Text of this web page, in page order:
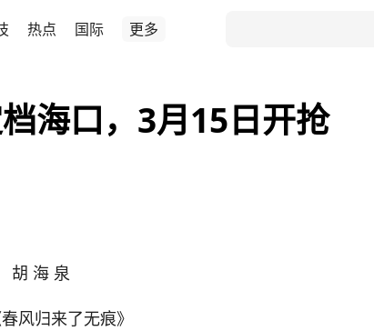
热点 国际 更多
海口，3月15日开抢
胡 海 泉
风归来了无痕》